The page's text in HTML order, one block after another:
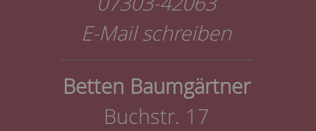
E-Mail schreiben
Betten Baumgärtner
Buchstr. 17